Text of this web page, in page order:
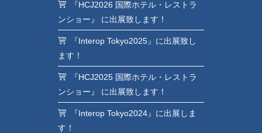
『HCJ2026 国際ホテル・レストラ
ンショー』 に出展致します！
『Interop Tokyo2025』に出展致し
ます！
『HCJ2025 国際ホテル・レストラ
ンショー』 に出展致します！
『Interop Tokyo2024』に出展しま
す！